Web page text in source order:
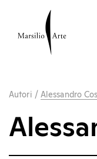
Autori / Alessandro